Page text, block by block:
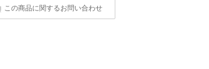
この商品に関するお問い合わせ